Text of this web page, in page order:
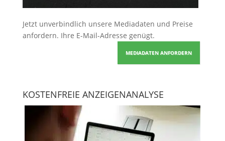
Jetzt unverbindlich unsere Mediadaten und Preise
anfordern. Ihre E-Mail-Adresse genügt.
MEDIADATEN ANFORDERN
KOSTENFREIE ANZEIGENANALYSE